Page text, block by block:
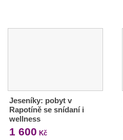
Jeseníky: pobyt v
Rapotíně se snídaní i
wellness
1 600 Kč